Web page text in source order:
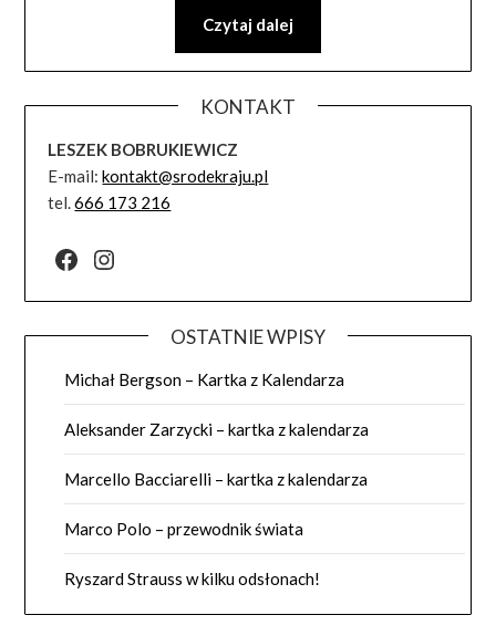
Czytaj dalej
KONTAKT
LESZEK BOBRUKIEWICZ
E-mail:kontakt@srodekraju.pl
tel.666 173 216
Facebook
Instagram
OSTATNIE WPISY
Michał Bergson – Kartka z Kalendarza
Aleksander Zarzycki – kartka z kalendarza
Marcello Bacciarelli – kartka z kalendarza
Marco Polo – przewodnik świata
Ryszard Strauss w kilku odsłonach!